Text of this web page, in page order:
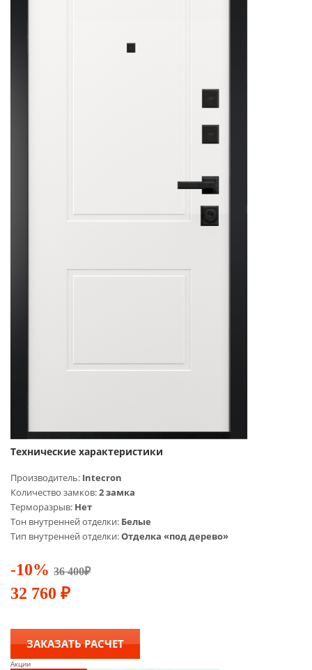
Технические характеристики
Производитель: Intecron
Количество замков:2 замка
Терморазрыв: Нет
Тон внутренней отделки: Белые
Тип внутренней отделки:Отделка «под дерево»
-10% 36 400₽
32 760 ₽
ЗАКАЗАТЬ РАСЧЕТ
Акции